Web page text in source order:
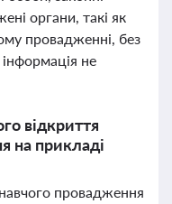
органи, такі як
провадженні, без
не
відкриття
на прикладі
провадження